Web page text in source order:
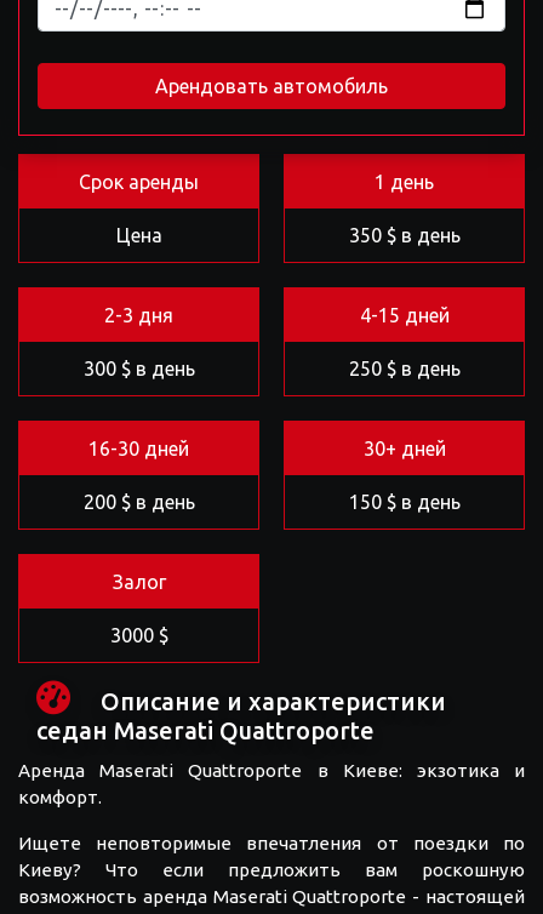
Арендовать автомобиль
Срок аренды
Цена
1 день
350 $ в день
2-3 дня
300 $ в день
4-15 дней
250 $ в день
16-30 дней
200 $ в день
30+ дней
150 $ в день
Залог
3000 $
Описание и характеристики
седан Maserati Quattroporte
Аренда Maserati Quattroporte в Киеве: экзотика и
комфорт.
Ищете неповторимые впечатления от поездки по
Киеву? Что если предложить вам роскошную
возможность аренда Maserati Quattroporte - настоящей